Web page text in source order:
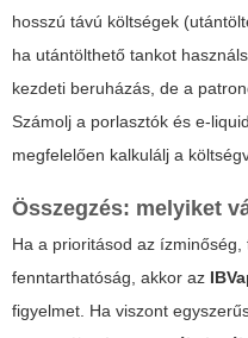
hosszú távú költségek
ha utántölthető tankot
kezdeti beruházás, de a
Számolj a porlasztók és e-
megfelelően kalkulálj a
Összegzés: melyiket
Ha a prioritásod az
fenntarthatóság, akkor az
figyelmet. Ha viszont